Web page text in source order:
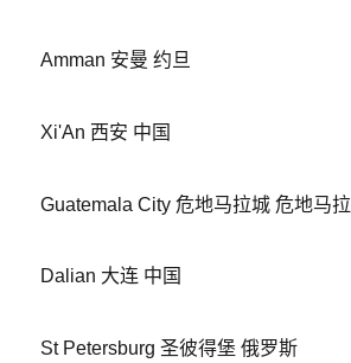
Amman 安曼 约旦
Xi'An 西安 中国
Guatemala City 危地马拉城 危地马拉
Dalian 大连 中国
St Petersburg 圣彼得堡 俄罗斯